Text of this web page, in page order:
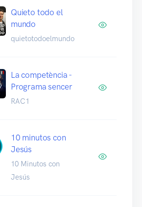
Quieto todo el
mundo
quietotodoelmundo
La competència -
Programa sencer
RAC1
10 minutos con
Jesús
10 Minutos con
Jesús